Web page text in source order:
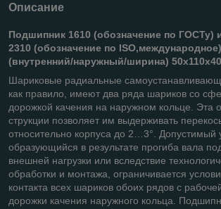
Описание
Подшипник 1610 (обозначение по ГОСТу)
2310 (обозначение по
(внутренний/наружный/ширина)
Шариковые радиальные
как правило, имеют два ря­да шариков со
дорожкой качения на наружном кольце. Эта
струкции позволяет им выдерживать
относительно корпуса до 2…3°. Допу­стимый
образующийся в результате прогиба вала
внешней нагрузки или вследствие
обработки и монтажа, ограничивает­ся
контакта всех шариков обоих рядов с
до­рожки качения наружного кольца.